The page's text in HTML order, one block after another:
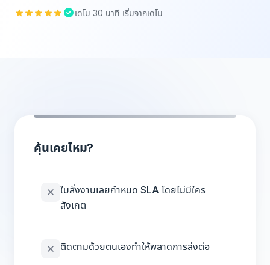
เดโม 30 นาที เริ่มจากเดโม
คุ้นเคยไหม?
ใบสั่งงานเลยกำหนด SLA โดยไม่มีใคร
สังเกต
ติดตามด้วยตนเองทำให้พลาดการส่งต่อ